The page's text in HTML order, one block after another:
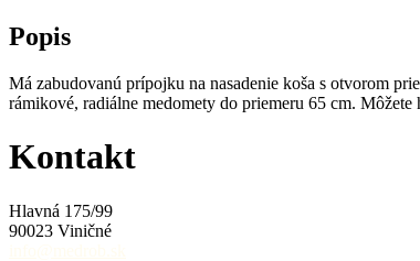
Popis
Má zabudovanú prípojku na nasadenie koša s otvorom
rámikové, radiálne medomety do priemeru 65 cm.
Kontakt
Hlavná 175/99
90023 Viničné